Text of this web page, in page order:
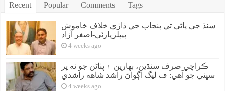
Recent Popular Comments Tags
سنڌ جي پاڻي تي پنجاب جي ڌاڙي خلاف خاموش
پيپلزپارٽي-اصغر آزاد
4 weeks ago
ڪراچي صرف سنڌين، بهارين ۽ پٺاڻن جو نه پر
سڀني جو آهي: ف ليگ اڳواڻ راشد شاهه راشدي
4 weeks ago